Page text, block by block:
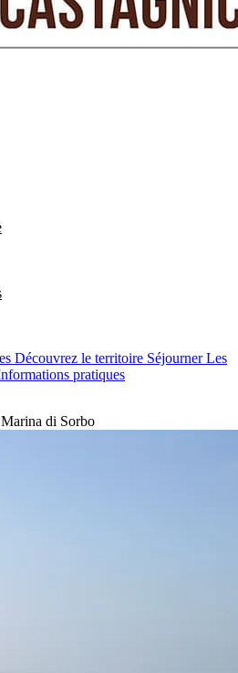
Découvrez le territoire SéjournerLes
pratiques
di Sorbo